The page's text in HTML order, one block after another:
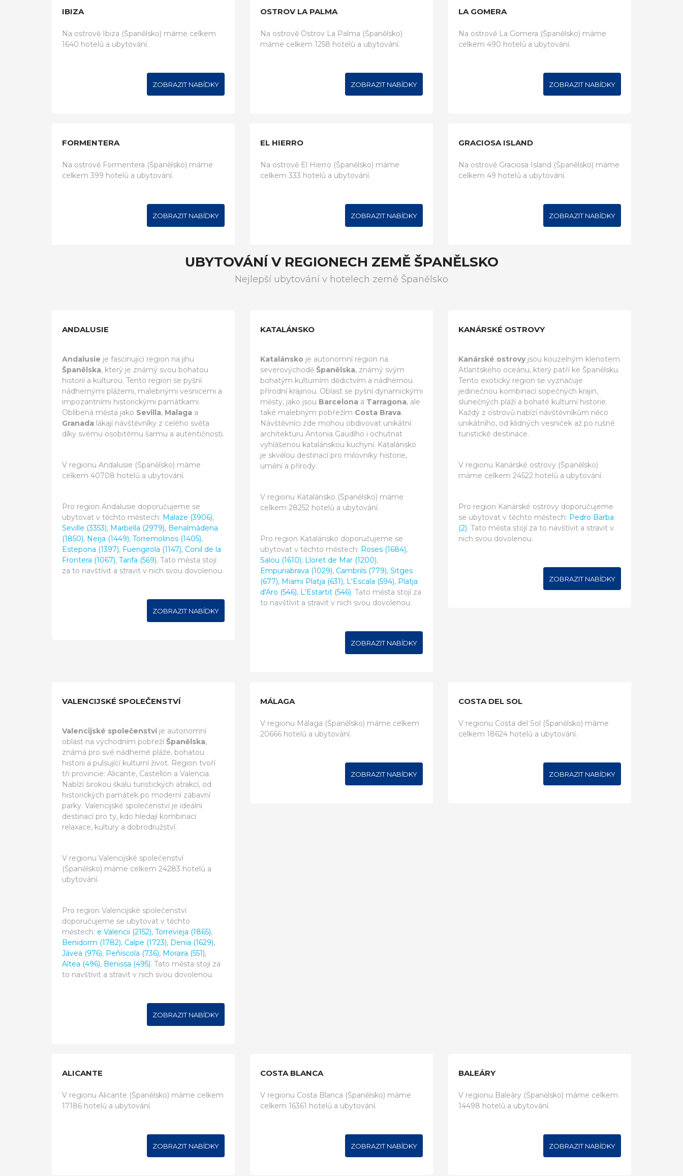
IBIZA
Na ostrově Ibiza (Španělsko) máme celkem
1640 hotelů a ubytování.
ZOBRAZIT NABÍDKY
OSTROV LA PALMA
Na ostrově Ostrov La Palma (Španělsko)
máme celkem 1258 hotelů a ubytování.
ZOBRAZIT NABÍDKY
LA GOMERA
Na ostrově La Gomera (Španělsko) máme
celkem 490 hotelů a ubytování.
ZOBRAZIT NABÍDKY
FORMENTERA
Na ostrově Formentera (Španělsko) máme
celkem 399 hotelů a ubytování.
ZOBRAZIT NABÍDKY
EL HIERRO
Na ostrově El Hierro (Španělsko) máme
celkem 333 hotelů a ubytování.
ZOBRAZIT NABÍDKY
GRACIOSA ISLAND
Na ostrově Graciosa Island (Španělsko) máme
celkem 49 hotelů a ubytování.
ZOBRAZIT NABÍDKY
UBYTOVÁNÍ V REGIONECH ZEMĚ ŠPANĚLSKO
Nejlepší ubytování v hotelech země Španělsko
ANDALUSIE
Andalusie je fascinující region na jihu
Španělska, který je známý svou bohatou
historií a kulturou. Tento region se pyšní
nádhernými plážemi, malebnými vesnicemi a
impozantními historickými památkami.
Oblíbená města jako Sevilla, Malaga a
Granada lákají návštěvníky z celého světa
díky svému osobitému šarmu a autentičnosti.
V regionu Andalusie (Španělsko) máme
celkem 40708 hotelů a ubytování.
Pro region Andalusie doporučujeme se
ubytovat v těchto městech: Malaze (3906),
Seville (3353), Marbella (2979), Benalmádena
(1850), Nerja (1449), Torremolinos (1405),
Estepona (1397), Fuengirola (1147), Conil de la
Frontera (1067), Tarifa (569). Tato města stojí
za to navštívit a stravit v nich svou dovolenou.
ZOBRAZIT NABÍDKY
KATALÁNSKO
Katalánsko je autonomní region na
severovýchodě Španělska, známý svým
bohatým kulturním dědictvím a nádhernou
přírodní krajinou. Oblast se pyšní dynamickými
městy, jako jsou Barcelona a Tarragona, ale
také malebným pobřežím Costa Brava.
Návštěvníci zde mohou obdivovat unikátní
architekturu Antonia Gaudího i ochutnat
vyhlášenou katalánskou kuchyni. Katalánsko
je skvělou destinací pro milovníky historie,
umění a přírody.
V regionu Katalánsko (Španělsko) máme
celkem 28252 hotelů a ubytování.
Pro region Katalánsko doporučujeme se
ubytovat v těchto městech: Roses (1684),
Salou (1610), Lloret de Mar (1200),
Empuriabrava (1029), Cambrils (779), Sitges
(677), Miami Platja (631), L'Escala (594), Platja
d'Aro (546), L'Estartit (546). Tato města stojí za
to navštívit a stravit v nich svou dovolenou.
ZOBRAZIT NABÍDKY
KANÁRSKÉ OSTROVY
Kanárské ostrovyjsou kouzelným klenotem
Atlantského oceánu, který patří ke Španělsku.
Tento exotický region se vyznačuje
jedinečnou kombinací sopečných krajin,
slunečných pláží a bohaté kulturní historie.
Každý z ostrovů nabízí návštěvníkům něco
unikátního, od klidných vesniček až po rušné
turistické destinace.
V regionu Kanárské ostrovy (Španělsko)
máme celkem 24522 hotelů a ubytování.
Pro region Kanárské ostrovy doporučujeme
se ubytovat v těchto městech: Pedro Barba
(2). Tato města stojí za to navštívit a stravit v
nich svou dovolenou.
ZOBRAZIT NABÍDKY
VALENCIJSKÉ SPOLEČENSTVÍ
Valencijské společenstvíje autonomní
oblast na východním pobřežíŠpanělska,
známá pro své nádherné pláže, bohatou
historii a pulsující kulturní život. Region tvoří
tři provincie: Alicante, Castellón a Valencia.
Nabízí širokou škálu turistických atrakcí, od
historických památek po moderní zábavní
parky. Valencijské společenství je ideální
destinací pro ty, kdo hledají kombinaci
relaxace, kultury a dobrodružství.
V regionu Valencijské společenství
(Španělsko) máme celkem 24283 hotelů a
ubytování.
Pro region Valencijské společenství
doporučujeme se ubytovat v těchto
městech: e Valencii (2152), Torrevieja (1865),
Benidorm (1782), Calpe (1723), Denia (1629),
Jávea (976), Peñíscola (736), Moraira (551),
Altea (496), Benissa (495). Tato města stojí za
to navštívit a stravit v nich svou dovolenou.
ZOBRAZIT NABÍDKY
MÁLAGA
V regionu Málaga (Španělsko) máme celkem
20666 hotelů a ubytování.
ZOBRAZIT NABÍDKY
COSTA DEL SOL
V regionu Costa del Sol (Španělsko) máme
celkem 18624 hotelů a ubytování.
ZOBRAZIT NABÍDKY
ALICANTE
V regionu Alicante (Španělsko) máme celkem
17186 hotelů a ubytování.
ZOBRAZIT NABÍDKY
COSTA BLANCA
V regionu Costa Blanca (Španělsko) máme
celkem 16361 hotelů a ubytování.
ZOBRAZIT NABÍDKY
BALEÁRY
V regionu Baleáry (Španělsko) máme celkem
14498 hotelů a ubytování.
ZOBRAZIT NABÍDKY